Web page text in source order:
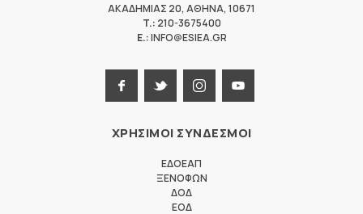
ΑΚΑΔΗΜΙΑΣ 20, ΑΘΗΝΑ, 10671
T.: 210-3675400
E.:INFO@ESIEA.GR
ΧΡΗΣΙΜΟΙ ΣΥΝΔΕΣΜΟΙ
ΕΔΟΕΑΠ
ΞΕΝΟΦΩΝ
ΔΟΔ
ΕΟΔ